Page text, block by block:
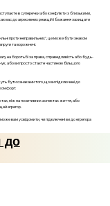
в суперечки або конфлікти з близькими,
вас до агресивних реакцій і бажання захищати
проти неправильних", це може бути знаком
та ворожнечі.
на боротьбі за права, справедливість або будь-
або ви просто стаєте частиною більшого
бути ознаками того, що ви підключені до
ніж на позитивних аспектах життя, або
егрегор.
вам усвідомити, чи підключені ви до егрегора
до